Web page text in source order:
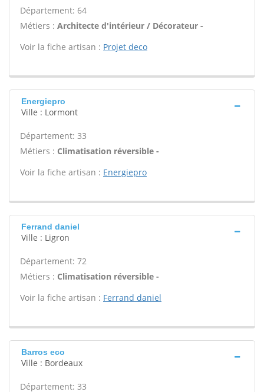
Département: 64
Métiers : Architecte d'intérieur / Décorateur -
Voir la fiche artisan : Projet deco
Energiepro
Ville : Lormont
Département: 33
Métiers : Climatisation réversible -
Voir la fiche artisan : Energiepro
Ferrand daniel
Ville : Ligron
Département: 72
Métiers : Climatisation réversible -
Voir la fiche artisan : Ferrand daniel
Barros eco
Ville : Bordeaux
Département: 33